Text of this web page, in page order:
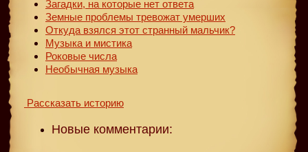
Загадки, на которые нет ответа
Земные проблемы тревожат умерших
Откуда взялся этот странный мальчик?
Музыка и мистика
Роковые числа
Необычная музыка
Рассказать историю
Новые комментарии: